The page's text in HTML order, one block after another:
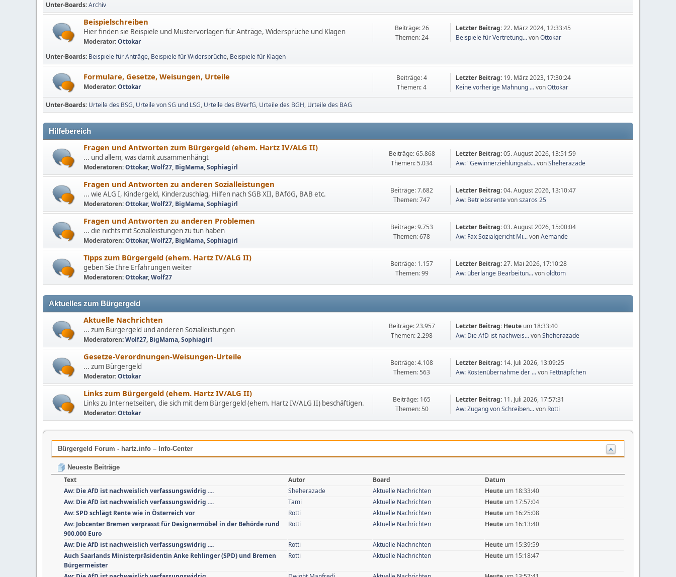
Unter-Boards Archiv
Beispielschreiben
Hier finden sie Beispiele und Mustervorlagen für Anträge, Widersprüche und Klagen
Moderator:Ottokar
Beiträge: 26
Themen: 24
Letzter Beitrag:22. März 2024, 12:33:45
Beispiele für Vertretung...vonOttokar
Unter-Boards Beispiele für Anträge Beispiele für Widersprüche Beispiele für Klagen
Formulare, Gesetze, Weisungen, Urteile
Moderator:Ottokar
Beiträge: 4
Themen: 4
Letzter Beitrag: 19. März 2023, 17:30:24
Keine vorherige Mahnung ...vonOttokar
Unter-Boards Urteile des BSG Urteile von SG und LSG Urteile des BVerfG Urteile des BGH Urteile des BAG
Hilfebereich
Fragen und Antworten zum Bürgergeld (ehem. Hartz IV/ALG II)
... und allem, was damit zusammenhängt
Moderatoren:Ottokar,Wolf27, BigMama,Sophiagirl
Beiträge: 65.868
Themen: 5.034
Letzter Beitrag:05. August 2026, 13:51:59
Aw: "Gewinnerziehlungsab...vonSheherazade
Fragen und Antworten zu anderen Sozialleistungen
... wie ALG I, Kindergeld, Kinderzuschlag, Hilfen nach SGB XII, BAföG, BAB etc.
Moderatoren:Ottokar,Wolf27, BigMama,Sophiagirl
Beiträge: 7.682
Themen: 747
Letzter Beitrag:04. August 2026, 13:10:47
Aw: Betriebsrentevonszaros 25
Fragen und Antworten zu anderen Problemen
... die nichts mit Sozialleistungen zu tun haben
Moderatoren:Ottokar,Wolf27, BigMama,Sophiagirl
Beiträge: 9.753
Themen: 678
Letzter Beitrag:03. August 2026, 15:00:04
Aw: Fax Sozialgericht Mi...vonAemande
Tipps zum Bürgergeld (ehem. Hartz IV/ALG II)
geben Sie Ihre Erfahrungen weiter
Moderatoren:Ottokar,Wolf27
Beiträge: 1.157
Themen: 99
Letzter Beitrag:27. Mai 2026, 17:10:28
Aw: überlange Bearbeitun...vonoldtom
Aktuelles zum Bürgergeld
Aktuelle Nachrichten
... zum Bürgergeld und anderen Sozialleistungen
Moderatoren:Wolf27, BigMama,Sophiagirl
Beiträge: 23.957
Themen: 2.298
Letzter Beitrag: Heute um 18:33:40
Aw: Die AfD ist nachweis...vonSheherazade
Gesetze-Verordnungen-Weisungen-Urteile
... zum Bürgergeld
Moderator:Ottokar
Beiträge: 4.108
Themen: 563
Letzter Beitrag: 14. Juli 2026, 13:09:25
Aw: Kostenübernahme der ...von Fettnäpfchen
Links zum Bürgergeld (ehem. Hartz IV/ALG II)
Links zu Internetseiten, die sich mit dem Bürgergeld (ehem. Hartz IV/ALG II) beschäftigen.
Moderator:Ottokar
Beiträge: 165
Themen: 50
Letzter Beitrag: 11. Juli 2026, 17:57:31
Aw: Zugang von Schreiben...von Rotti
Bürgergeld Forum - hartz.info – Info-Center
Neueste Beiträge
Text Autor Board
Datum
Aw: Die AfD ist nachweislich verfassungswidrig ....
Sheherazade Aktuelle Nachrichten Heute um 18:33:40
Aw: Die AfD ist nachweislich verfassungswidrig ....
Tami Aktuelle Nachrichten Heute um 17:57:04
Aw: SPD schlägt Rente wie in Österreich vor
Rotti Aktuelle Nachrichten Heute um 16:25:08
Aw: Jobcenter Bremen verprasst für Designermöbel in der Behörde rund
900.000 Euro
Rotti Aktuelle Nachrichten Heute um 16:13:40
Aw: Die AfD ist nachweislich verfassungswidrig .... Rotti Aktuelle Nachrichten Heute um 15:39:59
Auch Saarlands Ministerpräsidentin Anke Rehlinger (SPD) und Bremen
Bürgermeister
Rotti Aktuelle Nachrichten Heute um 15:18:47